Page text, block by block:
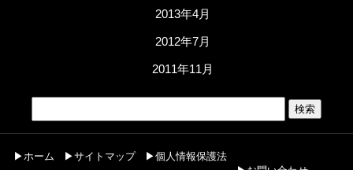
2013年4月
2012年7月
2011年11月
▶ホーム ▶サイトマップ
▶個人情報保護法